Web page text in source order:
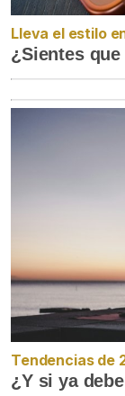
Lleva el estilo
¿Sientes
Tendencias de
¿Y si ya